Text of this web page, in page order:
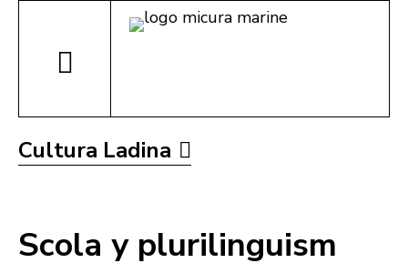
Cultura Ladina
Scola y plurilinguism